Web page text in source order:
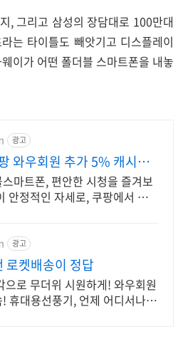
, 그리고 삼성의 장담대로 100만대
는 타이틀도 빼앗기고 디스플레이
이가 어떤 폴더블 스마트폰을 내놓
광고
와우회원 추가 5% 캐시적
마트폰, 편안한 시청을 즐겨보
안정적인 자세로, 쿠팡에서 찾던
광고
로켓배송이 정답
으로 무더위 시원하게! 와우회원
휴대용선풍기, 언제 어디서나